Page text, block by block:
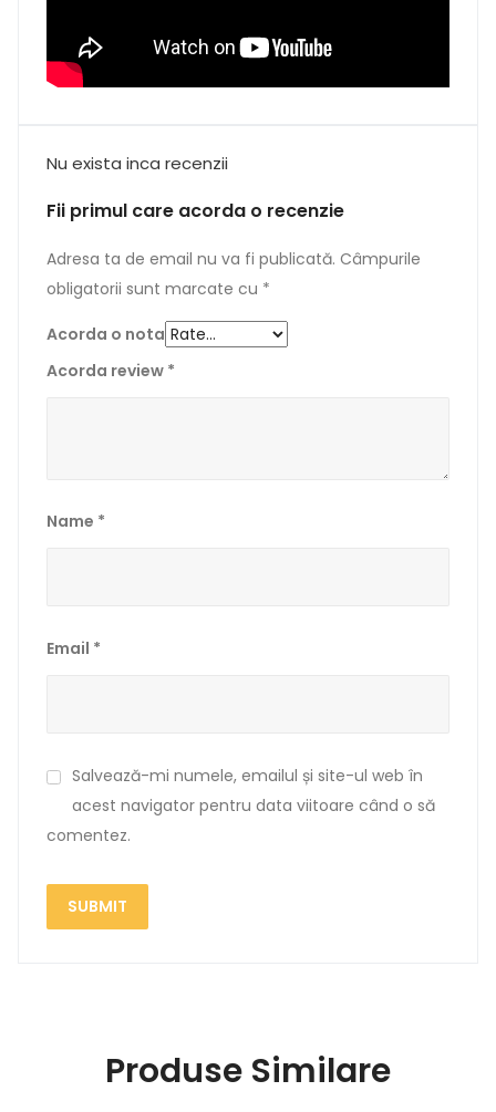
Nu exista inca recenzii
Fii primul care acorda o recenzie
Adresa ta de email nu va fi publicată. Câmpurile
obligatorii sunt marcate cu *
Acorda o nota
Acorda review *
Name *
Email *
Salvează-mi numele, emailul și site-ul web în
acest navigator pentru data viitoare când o să
comentez.
Produse Similare